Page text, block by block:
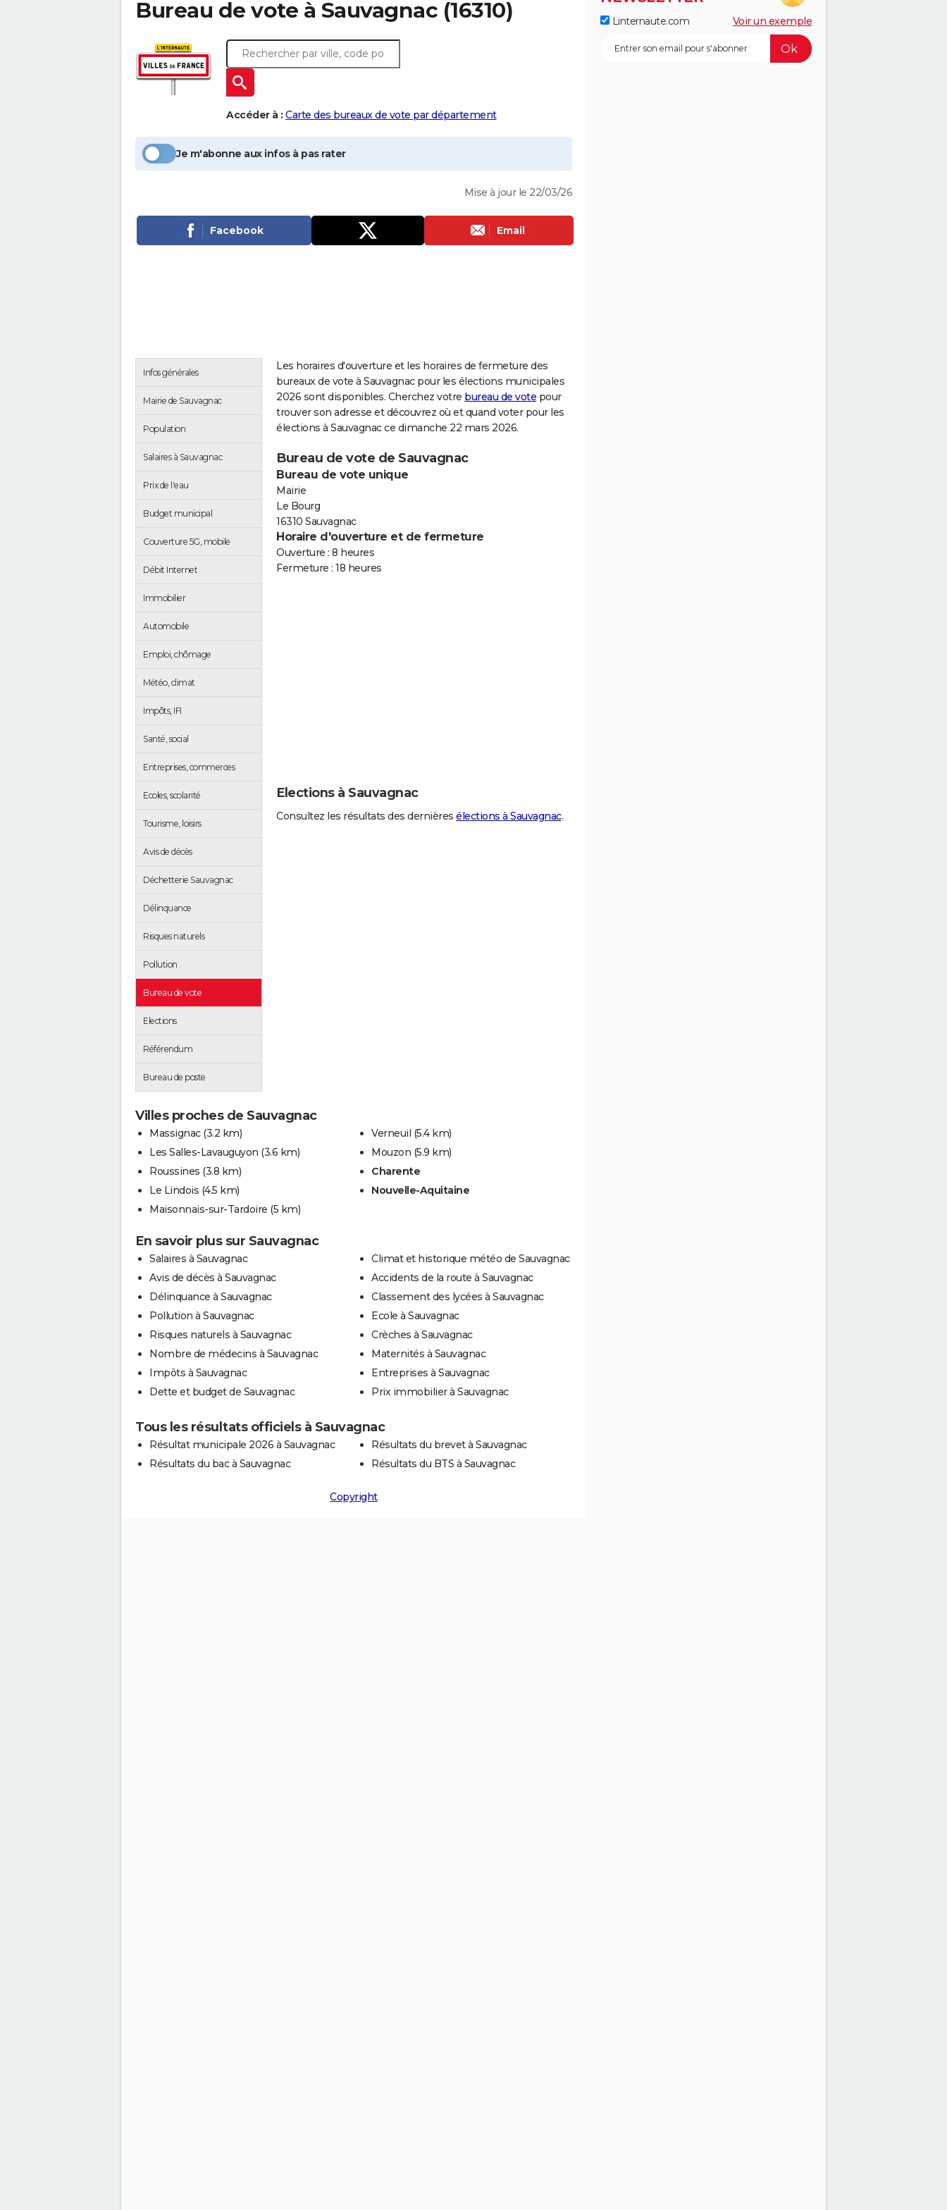
Bureau de vote à Sauvagnac (16310)
Accéder à : Carte des bureaux de vote par département
Je m'abonne aux infos à pas rater
Mise à jour le 22/03/26
Facebook Email
Infos générales
Mairie de Sauvagnac
Population
Salaires à Sauvagnac
Prix de l'eau
Budget municipal
Couverture 5G, mobile
Débit Internet
Immobilier
Automobile
Emploi, chômage
Météo, climat
Impôts, IFI
Santé, social
Entreprises, commerces
Ecoles, scolarité
Tourisme, loisirs
Avis de décès
Déchetterie Sauvagnac
Délinquance
Risques naturels
Pollution
Bureau de vote
Elections
Référendum
Bureau de poste
Les horaires d'ouverture et les horaires de fermeture des
bureaux de vote à Sauvagnac pour les élections municipales
2026 sont disponibles. Cherchez votre bureau de vote pour
trouver son adresse et découvrez où et quand voter pour les
élections à Sauvagnac ce dimanche 22 mars 2026.
Bureau de vote de Sauvagnac
Bureau de vote unique
Mairie
Le Bourg
16310 Sauvagnac
Horaire d'ouverture et de fermeture
Ouverture : 8 heures
Fermeture : 18 heures
Elections à Sauvagnac
Consultez les résultats des dernières élections à Sauvagnac.
Villes proches de Sauvagnac
Massignac (3.2 km)
Les Salles-Lavauguyon (3.6 km)
Roussines (3.8 km)
Le Lindois (4.5 km)
Maisonnais-sur-Tardoire (5 km)
Verneuil (5.4 km)
Mouzon (5.9 km)
Charente
Nouvelle-Aquitaine
En savoir plus sur Sauvagnac
Salaires à Sauvagnac
Avis de décès à Sauvagnac
Délinquance à Sauvagnac
Pollution à Sauvagnac
Risques naturels à Sauvagnac
Nombre de médecins à Sauvagnac
Impôts à Sauvagnac
Dette et budget de Sauvagnac
Climat et historique météo de Sauvagnac
Accidents de la route à Sauvagnac
Classement des lycées à Sauvagnac
Ecole à Sauvagnac
Crèches à Sauvagnac
Maternités à Sauvagnac
Entreprises à Sauvagnac
Prix immobilier à Sauvagnac
Tous les résultats officiels à Sauvagnac
Résultat municipale 2026 à Sauvagnac
Résultats du bac à Sauvagnac
Résultats du brevet à Sauvagnac
Résultats du BTS à Sauvagnac
Copyright
Linternaute.com Voir un exemple